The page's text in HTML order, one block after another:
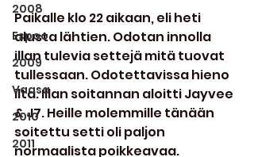
2008
Espoo
2009
Vaasa
2010
2011
Paikalle klo 22 aikaan, eli heti
alusta lähtien. Odotan innolla
illan tulevia settejä mitä tuovat
tullessaan. Odotettavissa hieno
ilta. Illan soitannan aloitti Jayvee
& J7. Heille molemmille tänään
soitettu setti oli paljon
normaalista poikkeavaa.